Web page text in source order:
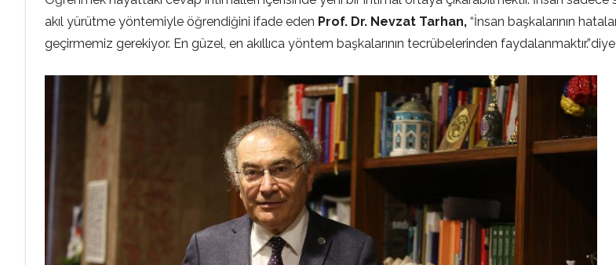
akıl yürütme yöntemiyle öğrendiğini ifade eden Prof. Dr. Nevzat Tarhan, “İnsan başkalarının
geçirmemiz gerekiyor. En güzel, en akıllıca yöntem başkalarının tecrübelerinden